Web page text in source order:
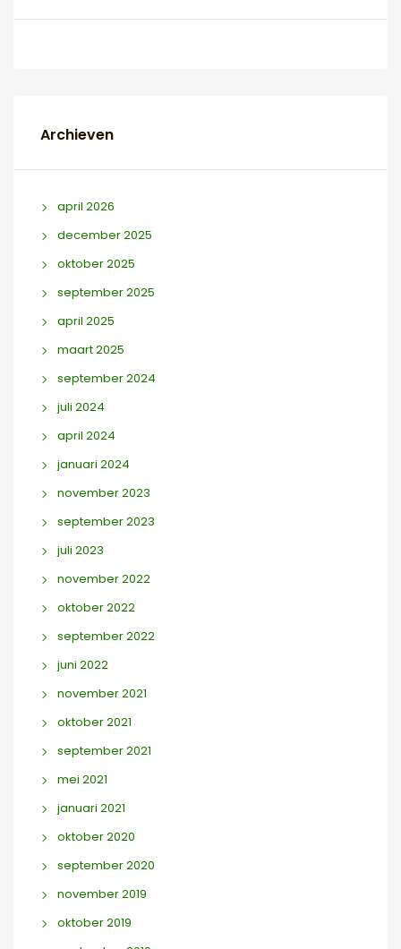
Archieven
april 2026
december 2025
oktober 2025
september 2025
april 2025
maart 2025
september 2024
juli 2024
april 2024
januari 2024
november 2023
september 2023
juli 2023
november 2022
oktober 2022
september 2022
juni 2022
november 2021
oktober 2021
september 2021
mei 2021
januari 2021
oktober 2020
september 2020
november 2019
oktober 2019